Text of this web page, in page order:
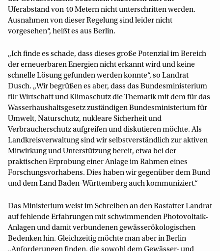
Uferabstand von 40 Metern nicht unterschritten werden.
Ausnahmen von dieser Regelung sind leider nicht
vorgesehen“, heißt es aus Berlin.
„Ich finde es schade, dass dieses große Potenzial im Bereich
der erneuerbaren Energien nicht erkannt wird und keine
schnelle Lösung gefunden werden konnte“, so Landrat
Dusch. „Wir begrüßen es aber, dass das Bundesministerium
für Wirtschaft und Klimaschutz die Thematik mit dem für das
Wasserhaushaltsgesetz zuständigen Bundesministerium für
Umwelt, Naturschutz, nukleare Sicherheit und
Verbraucherschutz aufgreifen und diskutieren möchte. Als
Landkreisverwaltung sind wir selbstverständlich zur aktiven
Mitwirkung und Unterstützung bereit, etwa bei der
praktischen Erprobung einer Anlage im Rahmen eines
Forschungsvorhabens. Dies haben wir gegenüber dem Bund
und dem Land Baden-Württemberg auch kommuniziert.“
Das Ministerium weist im Schreiben an den Rastatter Landrat
auf fehlende Erfahrungen mit schwimmenden Photovoltaik-
Anlagen und damit verbundenen gewässerökologischen
Bedenken hin. Gleichzeitig möchte man aber in Berlin